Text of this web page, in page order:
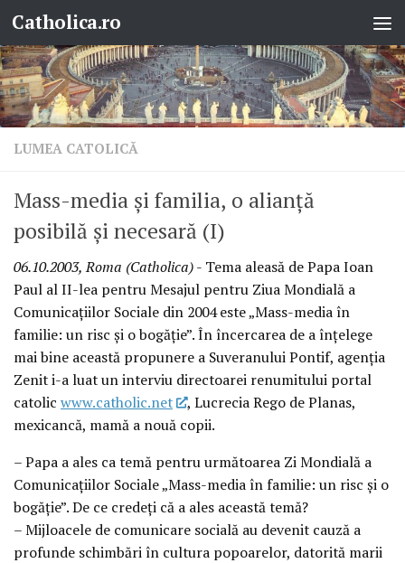
Skip to content
Catholica.ro
LUMEA CATOLICĂ
Mass-media şi familia, o alianţă
posibilă şi necesară (I)
06.10.2003, Roma (Catholica)- Tema aleasă de Papa Ioan
Paul al II-lea pentru Mesajul pentru Ziua Mondială a
Comunicaţiilor Sociale din 2004 este „Mass-media în
familie: un risc şi o bogăţie”. În încercarea de a înţelege
mai bine această propunere a Suveranului Pontif, agenţia
Zenit i-a luat un interviu directoarei renumitului portal
catolic www.catholic.net
, Lucrecia Rego de Planas,
mexicancă, mamă a nouă copii.
– Papa a ales ca temă pentru următoarea Zi Mondială a
Comunicaţiilor Sociale „Mass-media în familie: un risc şi o
bogăţie”. De ce credeţi că a ales această temă?
– Mijloacele de comunicare socială au devenit cauză a
profunde schimbări în cultura popoarelor, datorită marii